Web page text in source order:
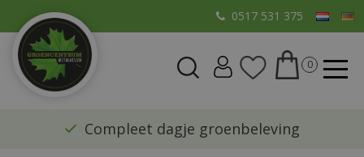
a
0517 531 375
​Compleet dagje groenbeleving